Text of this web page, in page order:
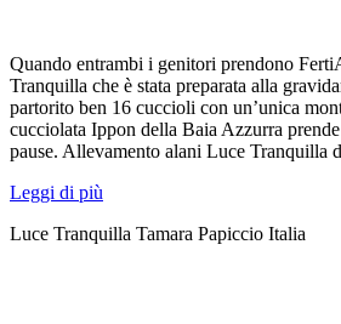
Quando entrambi i genitori prendono
Tranquilla che è stata preparata alla
partorito ben 16 cuccioli con un’unica
cucciolata Ippon della Baia Azzurra
pause. Allevamento alani Luce Tranquilla
Leggi di più
Luce Tranquilla Tamara Papiccio Italia